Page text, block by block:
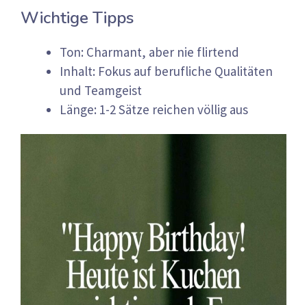
Wichtige Tipps
Ton: Charmant, aber nie flirtend
Inhalt: Fokus auf berufliche Qualitäten
und Teamgeist
Länge: 1-2 Sätze reichen völlig aus